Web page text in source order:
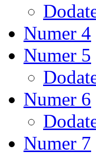
Numer 4
Numer 5
Numer 6
Numer 7